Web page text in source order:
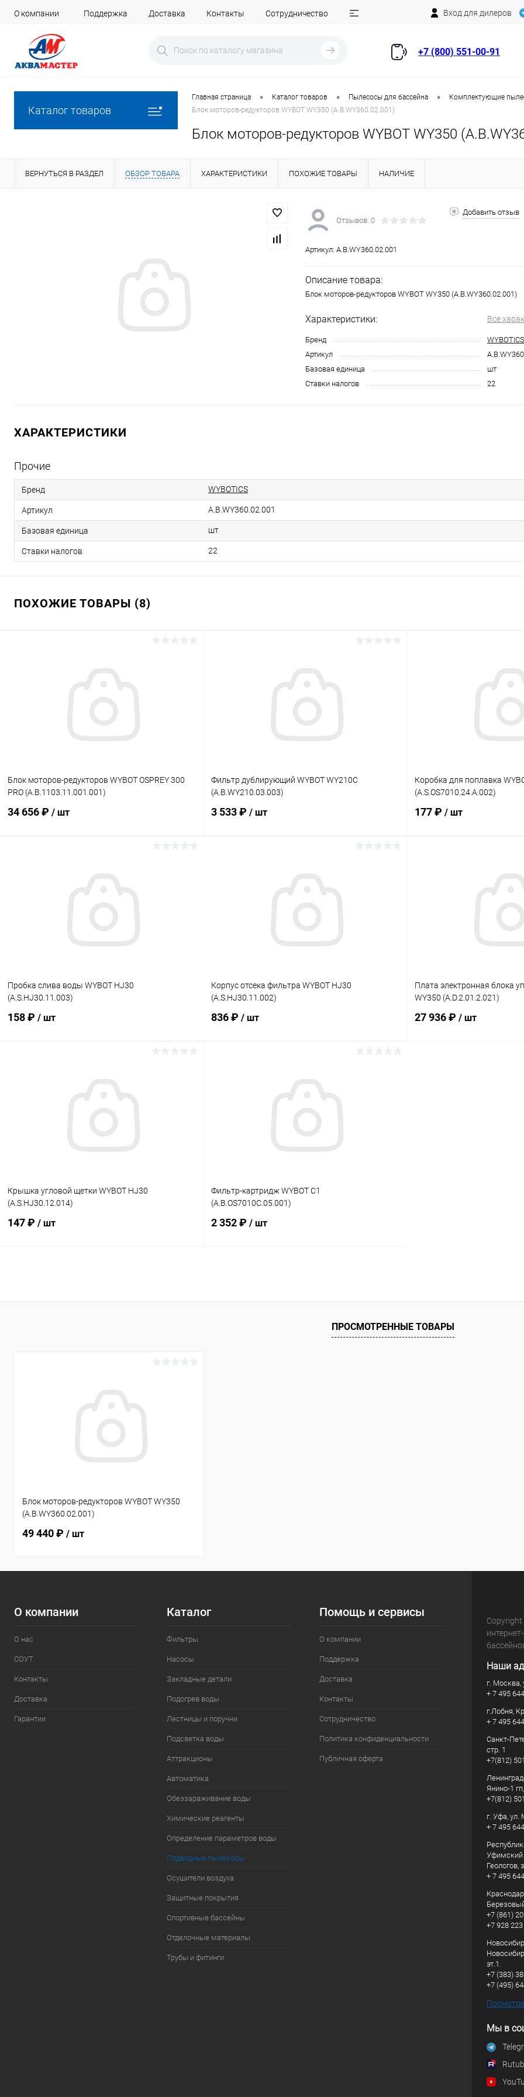
О компании Поддержка Доставка Контакты Сотрудничество Вход для дилеров
+7 (800) 551-00-91
Каталог товаров
Главная страница • Каталог товаров • Пылесосы для бассейна • Комплектующие
Блок моторов-редукторов WYBOT WY350 (A.B.WY360.02.001)
Блок моторов-редукторов WYBOT WY350
ВЕРНУТЬСЯ В РАЗДЕЛ ОБЗОР ТОВАРА ХАРАКТЕРИСТИКИ ПОХОЖИЕ ТОВАРЫ НАЛИЧИЕ
Отзывов: 0
Добавить отзыв
Артикул: A.B.WY360.02.001
Описание товара:
Блок моторов-редукторов WYBOT WY350 (A.B.WY360.02.001)
Характеристики: Все
Бренд
WYBOTICS
Артикул
Базовая единица
шт
Ставки налогов
22
ХАРАКТЕРИСТИКИ
Прочие
Бренд WYBOTICS
Артикул A.B.WY360.02.001
Базовая единица шт
Ставки налогов 22
ПОХОЖИЕ ТОВАРЫ (8)
Блок моторов-редукторов WYBOT OSPREY 300
PRO (A.B.1103.11.001.001)
34 656 ₽ / шт
Фильтр дублирующий WYBOT WY210C
(A.B.WY210.03.003)
3 533 ₽ / шт
Коробка для поплавка
(A.S.OS7010.24.A.002)
177 ₽ / шт
Пробка слива воды WYBOT HJ30
(A.S.HJ30.11.003)
158 ₽ / шт
Корпус отсека фильтра WYBOT HJ30
(A.S.HJ30.11.002)
836 ₽ / шт
Плата электронная блока
WY350 (A.D.2.01.2.021)
27 936 ₽ / шт
Крышка угловой щетки WYBOT HJ30
(A.S.HJ30.12.014)
147 ₽ / шт
В избранное
Фильтр-картридж WYBOT С1
(A.B.OS7010C.05.001)
2 352 ₽ / шт
В избранное
В наличии
ПРОСМОТРЕННЫЕ ТОВАРЫ
Блок моторов-редукторов WYBOT WY350
(A.B.WY360.02.001)
49 440 ₽ / шт
О компании
О нас
СОУТ
Контакты
Доставка
Гарантии
Каталог
Фильтры
Насосы
Закладные детали
Подогрев воды
Лестницы и поручни
Подсветка воды
Аттракционы
Автоматика
Обеззараживание воды
Химические реагенты
Определение параметров воды
Подводные пылесосы
Осушители воздуха
Защитные покрытия
Спортивные бассейны
Отделочные материалы
Трубы и фитинги
Помощь и сервисы
О компании
Поддержка
Доставка
Контакты
Сотрудничество
Политика конфиденциальности
Публичная оферта
Наши
г. Москва,
+ 7 495
г.Лобня,
+ 7 495
Санкт-
стр. 1
+7(812)
Янино-1
+7(812)
г. Уфа, ул.
+ 7 495
Уфимский
Геологов,
+ 7 495
+7 (861)
+7 928
эт.1.
+7 (383)
+7 (495)
Мы в